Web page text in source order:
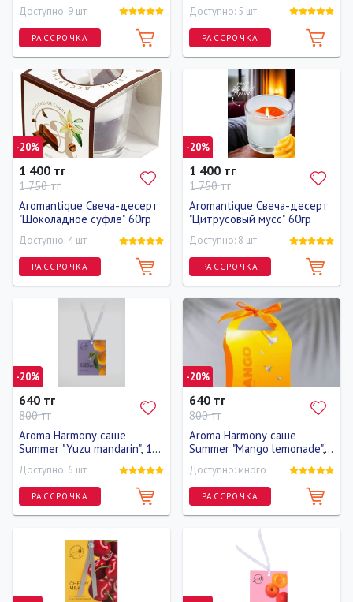
Доступно: 9 шт
РАССРОЧКА
Доступно: 5 шт
РАССРОЧКА
-20%
1 400 тг
1 750 тг
Aromantique Свеча-десерт
"Шоколадное суфле" 60гр
Доступно: 4 шт
РАССРОЧКА
-20%
1 400 тг
1 750 тг
Aromantique Свеча-десерт
"Цитрусовый мусс" 60гр
Доступно: 8 шт
РАССРОЧКА
-20%
640 тг
800 тг
Aroma Harmony саше
Summer "Yuzu mandarin", 10
гр
Доступно: 6 шт
РАССРОЧКА
-20%
640 тг
800 тг
Aroma Harmony саше
Summer "Mangо lemonade",
10 гр
Доступно: много
РАССРОЧКА